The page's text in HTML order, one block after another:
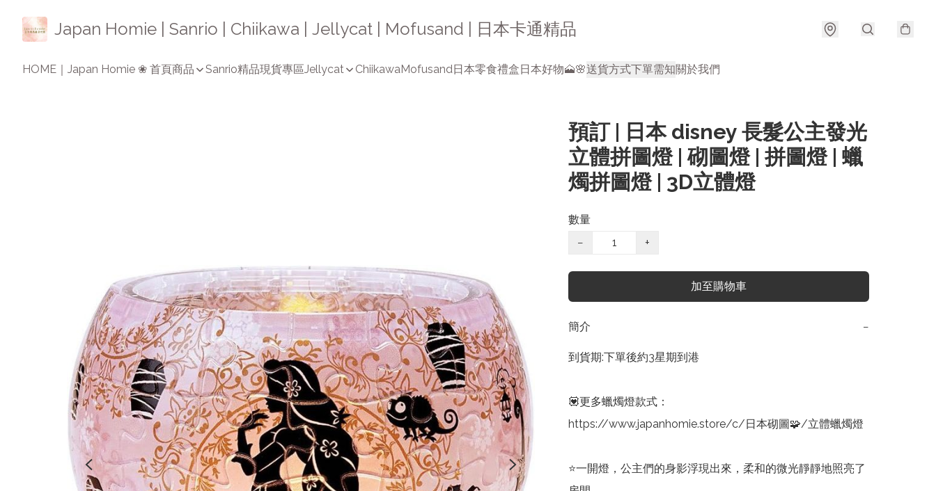
Japan Homie | Sanrio | Chiikawa | Jellycat | Mofusand | 日本卡通精品
HOME｜Japan Homie ❀ 首頁商品 Sanrio精品現貨專區Jellycat ChiikawaMofusand日本零食禮盒日本好物🗻🌸送貨方式下單需知關於我們
預訂 | 日本 disney 長髮公主發光
立體拼圖燈 | 砌圖燈 | 拼圖燈 | 蠟
燭拼圖燈 | 3D立體燈
數量
−
+
加至購物車
簡介 −
到貨期:下單後約3星期到港
💟更多蠟燭燈款式：
https://www.japanhomie.store/c/日本砌圖🧩/立體蠟燭燈
⭐一開燈，公主們的身影浮現出來，柔和的微光靜靜地照亮了